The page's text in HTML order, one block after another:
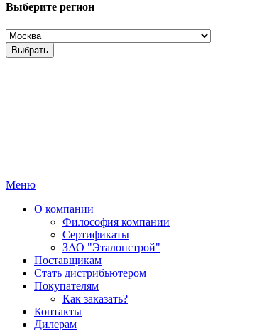
Выберите регион
Выбрать
Меню
О компании
Философия компании
Сертификаты
ЗАО "Эталонстрой"
Поставщикам
Стать дистрибьютером
Покупателям
Как заказать?
Контакты
Дилерам